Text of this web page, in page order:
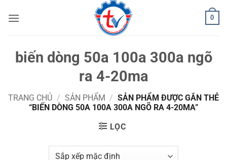
qua
0
biến dòng 50a 100a 300a ngõ
ra 4-20ma
TRANG CHỦ / SẢN PHẨM / SẢN PHẨM ĐƯỢC GẮN THẺ
“BIẾN DÒNG 50A 100A 300A NGÕ RA 4-20MA”
LỌC